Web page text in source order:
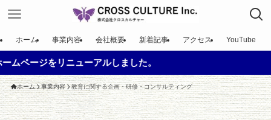
ホーム 事業内容 会社概要 新着記事 アクセス YouTube
ページをリニューアルしました。
ホーム 事業内容 教育に関する企画・研修・コンサルティング